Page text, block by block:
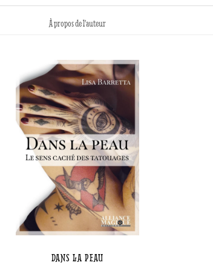
À propos de l'auteur
DANS LA PEAU